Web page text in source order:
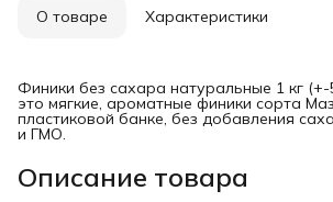
О товаре Характеристики
Финики без сахара натуральные 1 кг (+-
это мягкие, ароматные финики сорта
пластиковой банке, без добавления
и ГМО.
Описание товара